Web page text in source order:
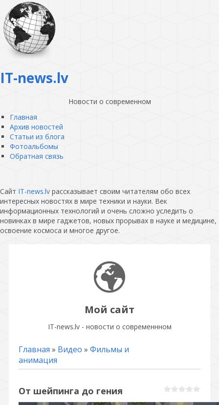
IT-news.lv
Новости о современном
Главная
Архив новостей
Статьи из блога
Фотоальбомы
Обратная связь
Сайт IT-news.lv рассказывает своим читателям обо всех
интересных новостях в мире техники и науки. Век
информационных технологий и очень сложно уследить о
новинках в мире гаджетов, новых прорывах в науке и медицине,
освоение космоса и многое другое.
Мой сайт
IT-news.lv - новости о современнном
Главная » Видео » Фильмы и
анимация
От шейпинга до гения